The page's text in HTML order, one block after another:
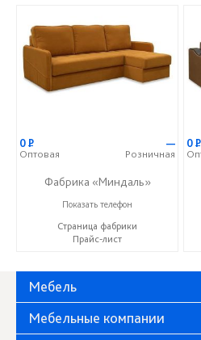
0Р
Оптовая
—
Розничная
Фабрика «Миндаль»
+7 (927) 630-62-82
Показать телефон
Страница фабрики
Прайс-лист
0Р
Мебель
Мебельные компании